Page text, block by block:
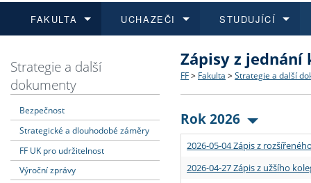
FAKULTA
Dozvědět se více
Struktura a historie
Strategie a další
Podpora a benefity pro
Absolventi fakulty
UCHAZEČI
Podat přihlášku
Co studovat a jak se
Učitelské studijní
Informace k průběhu
STUDUJÍCÍ
Dozvědět se více
Bakalářské a magisterské
Doktorské studium
Rigorózní řízení
Dozvědět se více
O vědě a výzkumu na FF
Akademické kvalifikace
Granty a projekty
Dozvědět se více
Aktuální nabídky a
Vyjíždějící studenti
Přijíždějící studenti
Vyjíždějící zaměstnanci
Strategie a další
dokumenty
Bezpečnost
Strategické a dlouhodobé záměry
FF UK pro udržitelnost
Výroční zprávy
Zápisy z jednání
FF > Fakulta > Strategie a další
Rok 2026
2026-05-04 Zápis z
2026-04-27 Zápis z užšího